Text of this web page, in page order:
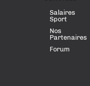
Salaires
Sport
Nos
Partenaires
Forum